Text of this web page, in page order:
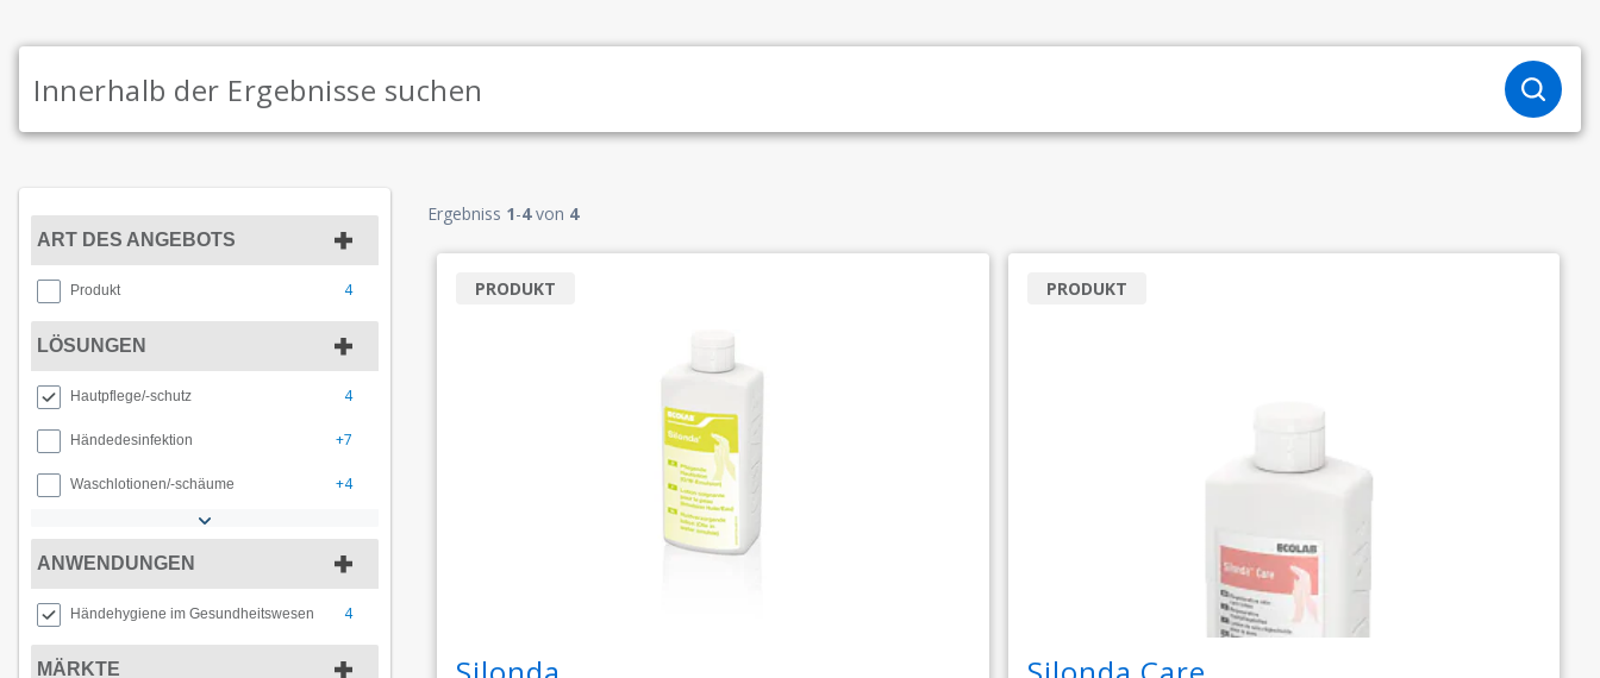
ART DES ANGEBOTS
Produkt 4
LÖSUNGEN
Hautpflege/-schutz 4
Händedesinfektion +7
Waschlotionen/-schäume +4
ANWENDUNGEN
Händehygiene im Gesundheitswesen 4
MÄRKTE
Ergebniss 1-4von 4
PRODUKT PRODUKT